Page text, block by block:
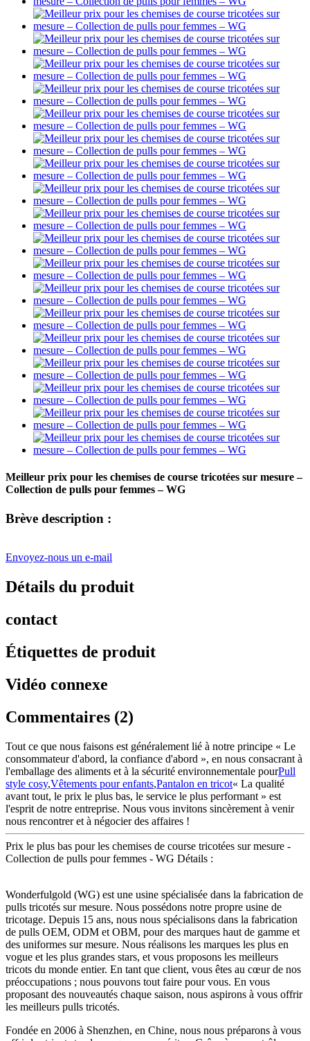
Meilleur prix pour les chemises de course tricotées sur mesure –
Collection de pulls pour femmes – WG
Brève description :
Envoyez-nous un e-mail
Détails du produit
contact
Étiquettes de produit
Vidéo connexe
Commentaires (2)
Tout ce que nous faisons est généralement lié à notre principe « Le
consommateur d'abord, la confiance d'abord », en nous consacrant à
l'emballage des aliments et à la sécurité environnementale pourPull
style cosy,Vêtements pour enfants,Pantalon en tricot« La qualité
avant tout, le prix le plus bas, le service le plus performant » est
l'esprit de notre entreprise. Nous vous invitons sincèrement à venir
nous rencontrer et à négocier des affaires !
Prix ​​le plus bas pour les chemises de course tricotées sur mesure -
Collection de pulls pour femmes - WG Détails :
Wonderfulgold (WG) est une usine spécialisée dans la fabrication de
pulls tricotés sur mesure. Nous possédons notre propre usine de
tricotage. Depuis 15 ans, nous nous spécialisons dans la fabrication
de pulls OEM, ODM et OBM, pour des marques haut de gamme et
des uniformes sur mesure. Nous réalisons les marques les plus en
vogue et les plus grandes stars, et vous proposons les meilleurs
tricots du monde entier. En tant que client, vous êtes au cœur de nos
préoccupations ; nous pouvons tout faire pour vous. En vous
proposant des nouveautés chaque saison, nous aspirons à vous offrir
les meilleurs pulls tricotés.
Fondée en 2006 à Shenzhen, en Chine, nous nous préparons à vous